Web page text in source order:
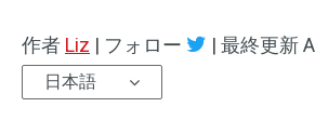
作者 Liz | フォロー | 最終更新
日本語